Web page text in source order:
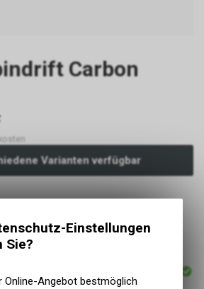
Carbon
Varianten verfügbar
Einstellungen
Sie?
Online-Angebot bestmöglich